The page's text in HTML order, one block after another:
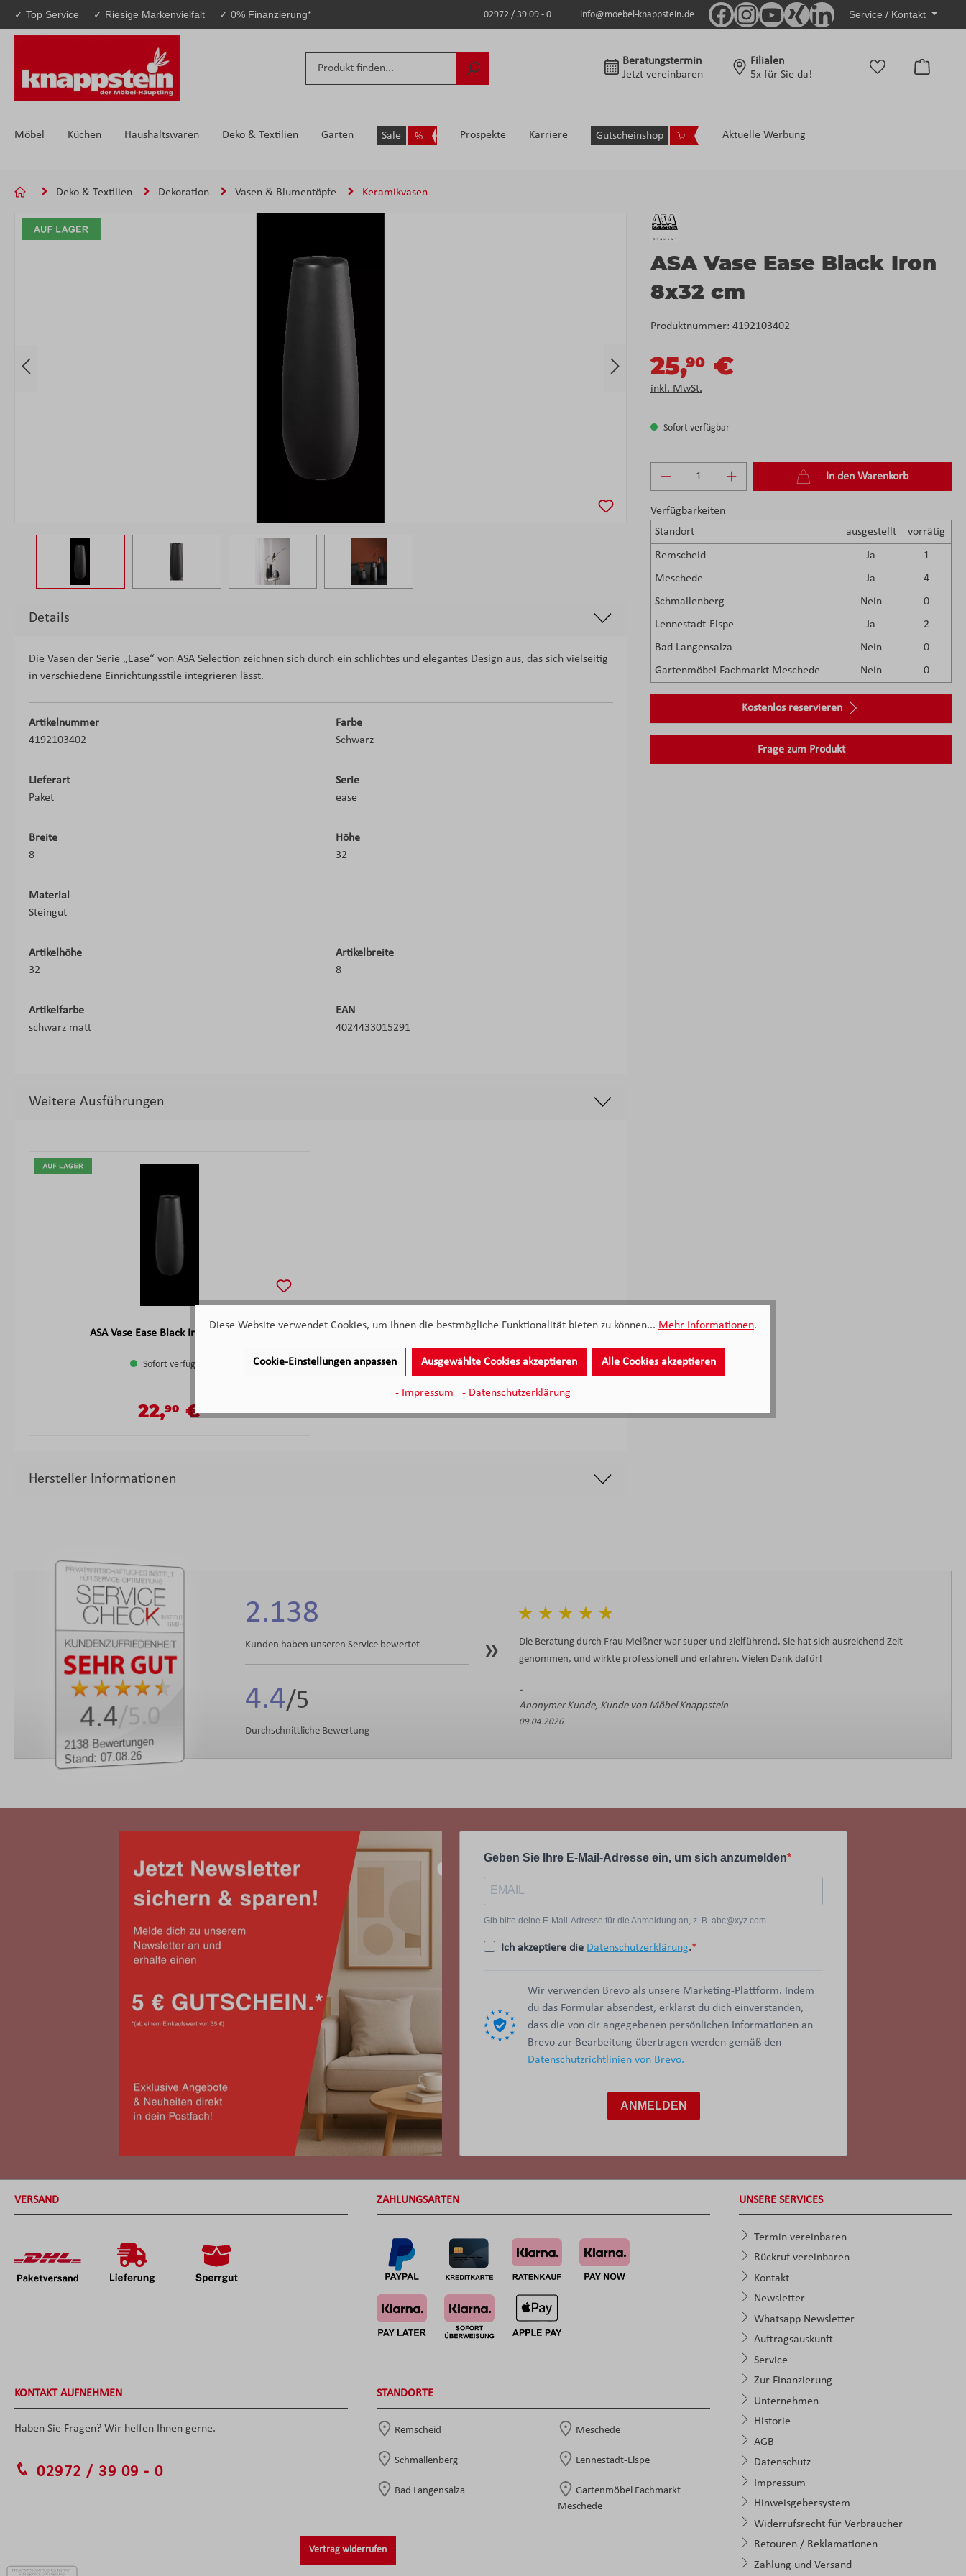
Hauptinhalt springen
Zur Suche springen
Zur Hauptnavigation springen
✓ Top Service ✓ Riesige Markenvielfalt ✓ 0% Finanzierung* 02972 / 39 09 - 0 info@moebel-knappstein.de Service / Kontakt
Beratungstermin
Jetzt vereinbaren
Filialen
5x für Sie da!
Möbel Küchen Haushaltswaren Deko & Textilien Garten Sale Prospekte Karriere Gutscheinshop Aktuelle Werbung
Deko & Textilien Dekoration Vasen & Blumentöpfe Keramikvasen
Bildergalerie überspringen
ASA Vase Ease Black Iron
8x32 cm
Produktnummer: 4192103402
25,90 €
inkl. MwSt.
Sofort verfügbar
Produkt Anzahl: Gib den gewünschten
In den Warenkorb
Verfügbarkeiten
Standort
ausgestellt vorrätig
Remscheid Ja
1
Meschede
Ja
4
Schmallenberg
Nein
0
Lennestadt-Elspe
Ja
2
Bad Langensalza
Nein
0
Gartenmöbel Fachmarkt Meschede
Nein 0
Kostenlos reservieren
Frage zum Produkt
Details
Die Vasen der Serie „Ease“ von ASA Selection zeichnen sich durch ein schlichtes und elegantes Design aus, das sich vielseitig
in verschiedene Einrichtungsstile integrieren lässt.
Artikelnummer
4192103402
Farbe
Schwarz
Lieferart
Paket
Serie
ease
Breite
8
Höhe
32
Material
Steingut
Artikelhöhe
32
Artikelbreite
8
Artikelfarbe
schwarz matt
EAN
4024433015291
Weitere Ausführungen
ASA Vase Ease Black Iron 6x25 cm
Sofort verfügbar
Regulärer Preis:
Verkaufspreis:
22,90 €
Hersteller Informationen
2138 Bewertungen
Stand: 07.08.26
4.4/5.0
2.138
Kunden haben unseren Service bewertet
4.4
Durchschnittliche Bewertung
Die Beratung durch Frau Meißner war super und zielführend. Sie hat sich ausreichend Zeit
genommen, und wirkte professionell und erfahren. Vielen Dank dafür!
Anonymer Kunde, Kunde von Möbel Knappstein
09.04.2026
Geben Sie Ihre E-Mail-Adresse ein, um sich anzumelden
Gib bitte deine E-Mail-Adresse für die Anmeldung an, z. B. abc@xyz.com.
Ich akzeptiere die Datenschutzerklärung.
Wir verwenden Brevo als unsere Marketing-Plattform. Indem
du das Formular absendest, erklärst du dich einverstanden,
dass die von dir angegebenen persönlichen Informationen an
Brevo zur Bearbeitung übertragen werden gemäß den
Datenschutzrichtlinien von Brevo.
ANMELDEN
VERSAND ZAHLUNGSARTEN
KONTAKT AUFNEHMEN
Haben Sie Fragen? Wir helfen Ihnen gerne.
02972 / 39 09 - 0
Vertrag widerrufen
STANDORTE
Remscheid Meschede
Schmallenberg Lennestadt-Elspe
Bad Langensalza
Gartenmöbel Fachmarkt
Meschede
UNSERE SERVICES
Termin vereinbaren
Rückruf vereinbaren
Kontakt
Newsletter
Whatsapp Newsletter
Auftragsauskunft
Service
Zur Finanzierung
Unternehmen
Historie
AGB
Datenschutz
Impressum
Hinweisgebersystem
Widerrufsrecht für Verbraucher
Retouren / Reklamationen
Zahlung und Versand
Diese Website verwendet Cookies, um Ihnen die bestmögliche Funktionalität bieten zu können... Mehr Informationen.
Cookie-Einstellungen anpassen Ausgewählte Cookies akzeptieren Alle Cookies akzeptieren
- Impressum - Datenschutzerklärung